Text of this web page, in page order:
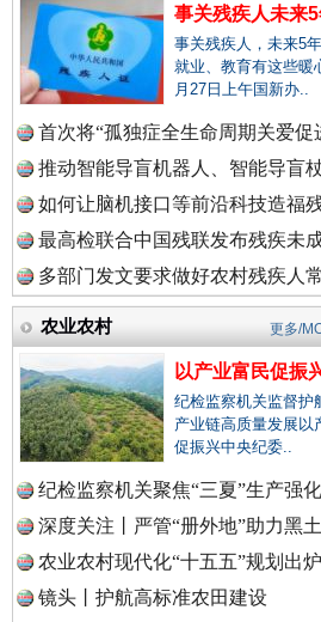
三年瞒报超千万 隐匿收入偷税被
祁连巍巍树丰碑
事关残疾人未来
事关残疾人，未来5年
就业、教育有这些暖
月27日上午国新办..
首次将“孤独症全生命周期关爱促
推动智能导盲机器人、智能导盲
如何让脑机接口等前沿科技造福
最高检联合中国残联发布残疾未
多部门发文要求做好农村残疾人
农业农村
以产业富民促振
纪检监察机关监督护
产业链高质量发展以
促振兴中央纪委..
纪检监察机关聚焦“三夏”生产强
深度关注丨严管“册外地”助力黑
农业农村现代化“十五五”规划出炉
镜头丨护航高标准农田建设
更多/